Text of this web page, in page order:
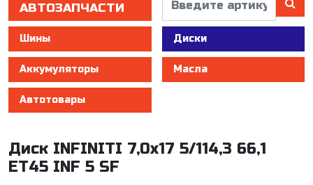
АВТОЗАПЧАСТИ
Шины Диски
Аккумуляторы Масла
Автотовары
Диск INFINITI 7,0x17 5/114,3 66,1
ET45 INF 5 SF